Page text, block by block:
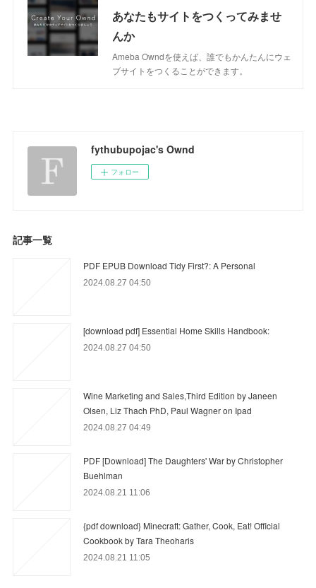
あなたもサイトをつくってみませ
んか
Ameba Owndを使えば、誰でもかんたんにウェ
ブサイトをつくることができます。
fythubupojac's Ownd
フォロー
記事一覧
PDF EPUB Download Tidy First?: A Personal
2024.08.27 04:50
[download pdf] Essential Home Skills Handbook:
2024.08.27 04:50
Wine Marketing and Sales,Third Edition by Janeen
Olsen, Liz Thach PhD, Paul Wagner on Ipad
2024.08.27 04:49
PDF [Download] The Daughters' War by Christopher
Buehlman
2024.08.21 11:06
{pdf download} Minecraft: Gather, Cook, Eat! Official
Cookbook by Tara Theoharis
2024.08.21 11:05